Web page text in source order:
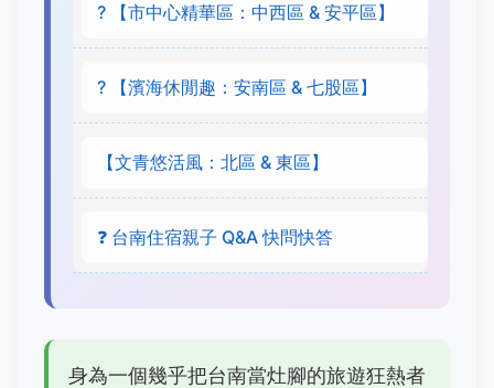
?️ 【市中心精華區：中西區 & 安平區】
? 【濱海休閒趣：安南區 & 七股區】
【文青悠活風：北區 & 東區】
❓ 台南住宿親子 Q&A 快問快答
身為一個幾乎把台南當灶腳的旅遊狂熱者